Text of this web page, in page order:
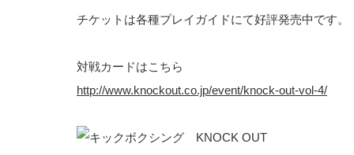
チケットは各種プレイガイドにて好評発売中です。
対戦カードはこちら
http://www.knockout.co.jp/event/knock-out-vol-4/